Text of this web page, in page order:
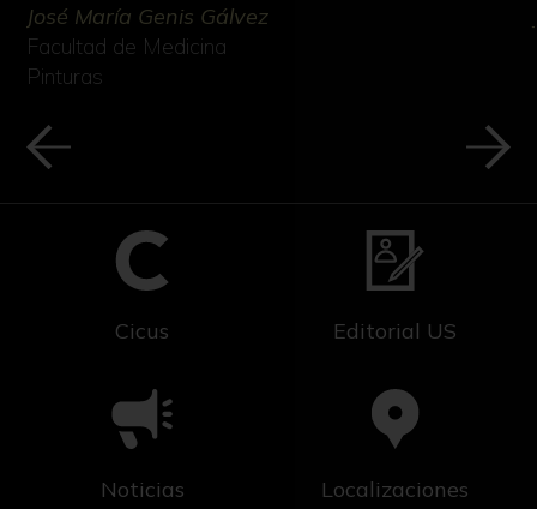
José María Genis Gálvez
Facultad de Medicina
Pinturas
Cicus Editorial US
Noticias Localizaciones